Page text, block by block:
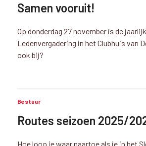
Samen vooruit!
Op donderdag 27 november is de
Ledenvergadering in het Clubhuis van
ook bij?
Bestuur
Routes seizoen 2025/
Hoe loop je waar naartoe als je in het